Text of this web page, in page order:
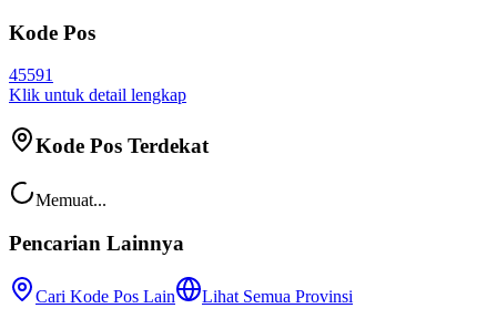
Kode Pos
45591
Klik untuk detail lengkap
Kode Pos Terdekat
Memuat...
Pencarian Lainnya
Cari Kode Pos Lain Lihat Semua Provinsi